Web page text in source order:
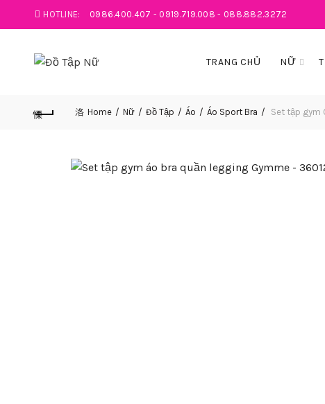
HOTLINE: 0986.400.407 - 0919.719.008 - 088.882.3272
TRANG CHỦ NỮ
Home Nữ Đồ Tập Áo Áo Sport Bra Set tập gym